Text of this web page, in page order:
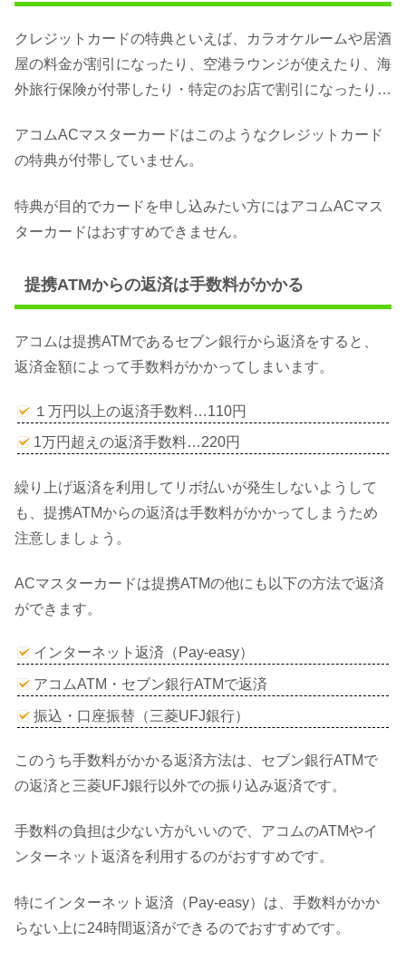
クレジットカードの特典といえば、カラオケルームや居酒
屋の料金が割引になったり、空港ラウンジが使えたり、海
外旅行保険が付帯したり・特定のお店で割引になったり…
アコムACマスターカードはこのようなクレジットカード
の特典が付帯していません。
特典が目的でカードを申し込みたい方にはアコムACマス
ターカードはおすすめできません。
提携ATMからの返済は手数料がかかる
アコムは提携ATMであるセブン銀行から返済をすると、
返済金額によって手数料がかかってしまいます。
１万円以上の返済手数料…110円
1万円超えの返済手数料…220円
繰り上げ返済を利用してリボ払いが発生しないようして
も、提携ATMからの返済は手数料がかかってしまうため
注意しましょう。
ACマスターカードは提携ATMの他にも以下の方法で返済
ができます。
インターネット返済（Pay-easy）
アコムATM・セブン銀行ATMで返済
振込・口座振替（三菱UFJ銀行）
このうち手数料がかかる返済方法は、セブン銀行ATMで
の返済と三菱UFJ銀行以外での振り込み返済です。
手数料の負担は少ない方がいいので、アコムのATMやイ
ンターネット返済を利用するのがおすすめです。
特にインターネット返済（Pay-easy）は、手数料がかか
らない上に24時間返済ができるのでおすすめです。